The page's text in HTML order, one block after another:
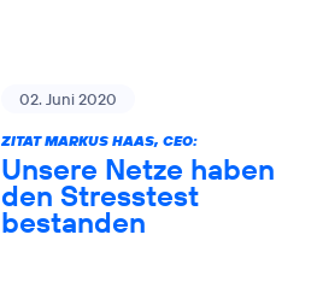
02. Juni 2020
ZITAT MARKUS HAAS, CEO:
Unsere Netze haben
den Stresstest
bestanden